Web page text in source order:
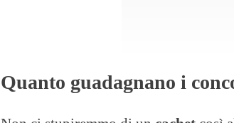
Quanto guadagnano i